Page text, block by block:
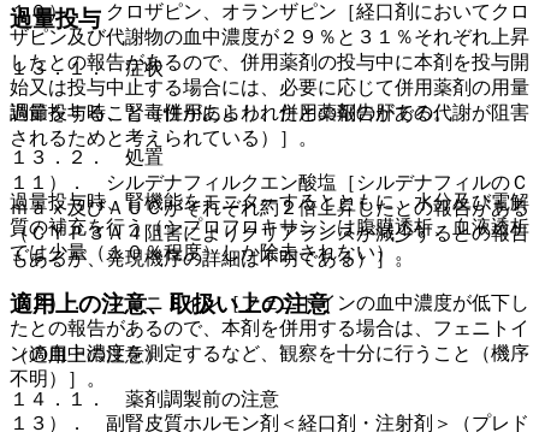
過量投与
１３．１． 症状
過量投与時、腎毒性があらわれたとの報告がある。
１３．２． 処置
過量投与時、腎機能をモニターするとともに、水分及び電解
質の補充を行う（シプロフロキサシンは腹膜透析、血液透析
では少量（１０％程度）しか除去されない）。
適用上の注意、取扱い上の注意
（適用上の注意）
１４．１． 薬剤調製前の注意
１０）． クロザピン、オランザピン［経口剤においてクロ
ザピン及び代謝物の血中濃度が２９％と３１％それぞれ上昇
したとの報告があるので、併用薬剤の投与中に本剤を投与開
始又は投与中止する場合には、必要に応じて併用薬剤の用量
調節をすること（併用により、併用薬剤の肝での代謝が阻害
されるためと考えられている）］。
１１）． シルデナフィルクエン酸塩［シルデナフィルのＣ
ｍａｘ及びＡＵＣがそれぞれ約２倍上昇したとの報告がある
（ＣＹＰ３Ａ４阻害によりクリアランスが減少するとの報告
もあるが、発現機序の詳細は不明である）］。
１２）． フェニトイン［フェニトインの血中濃度が低下し
たとの報告があるので、本剤を併用する場合は、フェニトイ
ンの血中濃度を測定するなど、観察を十分に行うこと（機序
不明）］。
１３）． 副腎皮質ホルモン剤＜経口剤・注射剤＞（プレド